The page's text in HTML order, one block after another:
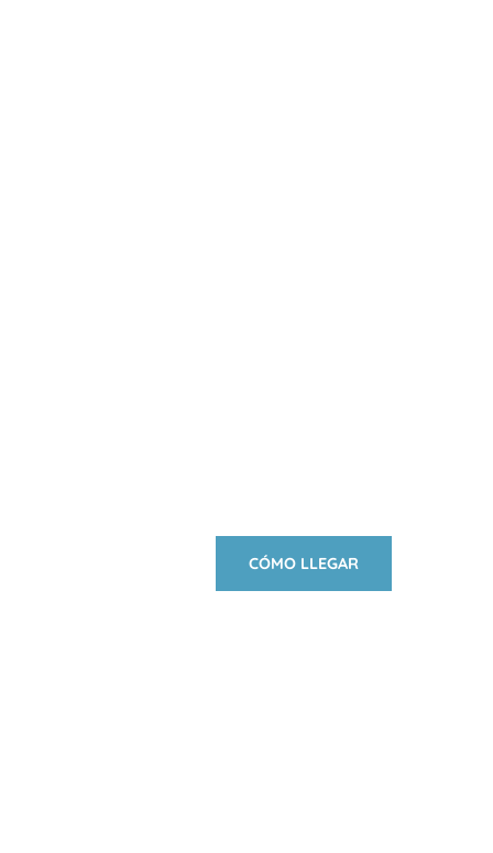
CÓMO LLEGAR